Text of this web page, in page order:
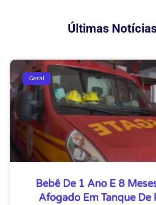
Últimas
Geral
Bebê De 1 Ano E 8
Afogado Em Tanque De